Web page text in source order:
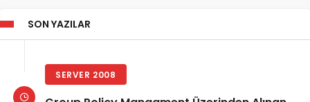
SON YAZILAR
SERVER 2008